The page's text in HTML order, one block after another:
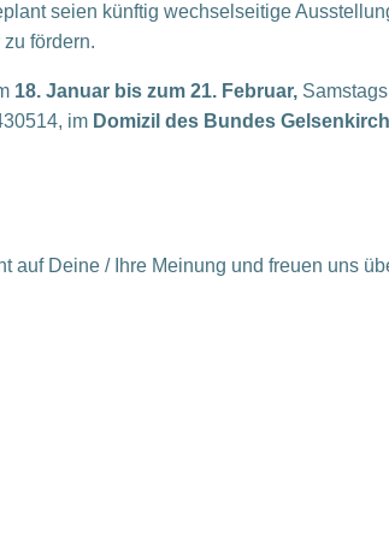
seien künftig wechselseitige
fördern.
18. Januar bis zum 21. Februar,
im Domizil des Bundes
auf Deine / Ihre Meinung und freuen uns